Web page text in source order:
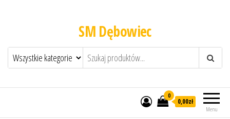
SM Dębowiec
Menu
0
0,00zł